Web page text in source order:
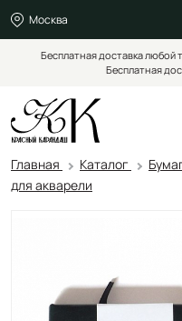
Москва
Бесплатная доставка любой
Бесплатная
Главная Каталог
для акварели